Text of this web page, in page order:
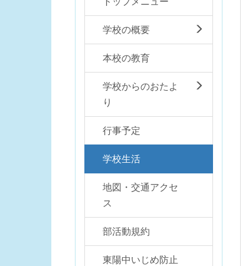
学校の概要
本校の教育
学校からのおたよ
り
行事予定
学校生活
地図・交通アクセ
ス
部活動規約
東陽中いじめ防止